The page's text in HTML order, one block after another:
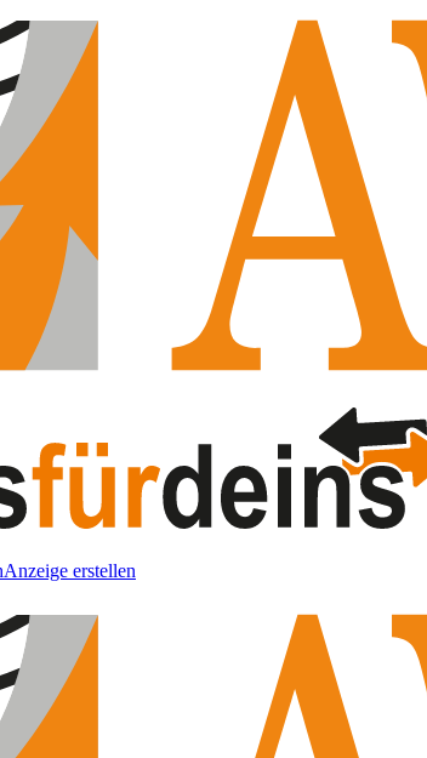
Anzeige erstellen